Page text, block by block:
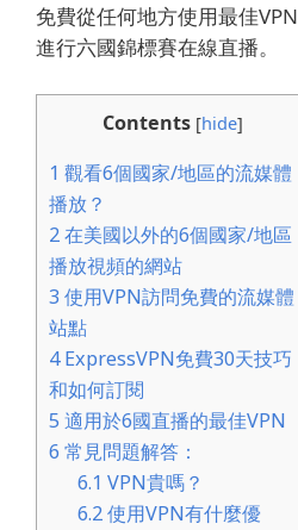
免費從任何地方使用最佳VPN
進行六國錦標賽在線直播。
Contents [hide]
1 觀看6個國家/地區的流媒體
播放？
2在美國以外的6個國家/地區
播放視頻的網站
3 使用VPN訪問免費的流媒體
站點
4ExpressVPN免費30天技巧
和如何訂閱
5 適用於6國直播的最佳VPN
6 常見問題解答：
6.1 VPN貴嗎？
6.2使用VPN有什麼優